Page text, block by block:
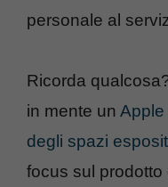
personale al
Ricorda
in mente un Apple
degli spazi
focus sul prodotto